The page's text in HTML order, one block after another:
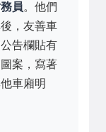
員。他們
，友善車
告欄貼有
案，寫著
車廂明